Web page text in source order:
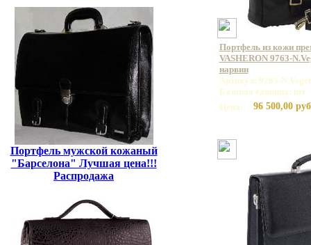
Портфель мужской кожаный
"Барселона" Лучшая цена!!!
Распродажа
Портфель из кожи
VASHERON 9763-
нарвин
Артикул: 9763-
Базовая единица: шт
Цена:
96 500,00